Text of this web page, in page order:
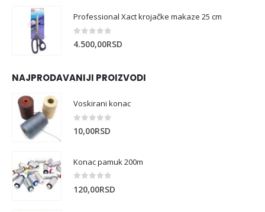
Professional Xact krojačke makaze 25 cm
4.500,00RSD
NAJPRODAVANIJI PROIZVODI
Voskirani konac
10,00RSD
Konac pamuk 200m
120,00RSD